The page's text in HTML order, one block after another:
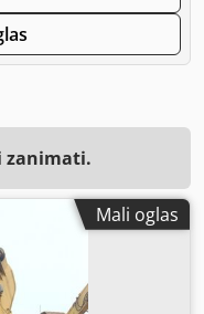
zanimati.
Mali oglas